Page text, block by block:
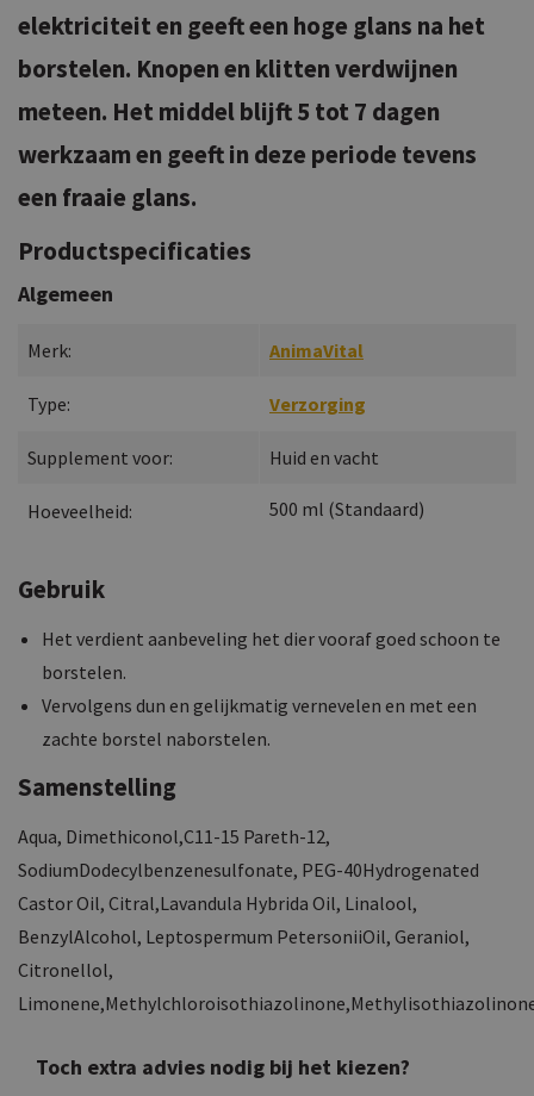
elektriciteit en geeft een hoge glans na het
borstelen. Knopen en klitten verdwijnen
meteen. Het middel blijft 5 tot 7 dagen
werkzaam en geeft in deze periode tevens
een fraaie glans.
Productspecificaties
Algemeen
Merk: AnimaVital
Type: Verzorging
Supplement voor: Huid en vacht
Hoeveelheid: 500 ml (Standaard)
Gebruik
Het verdient aanbeveling het dier vooraf goed schoon te
borstelen.
Vervolgens dun en gelijkmatig vernevelen en met een
zachte borstel naborstelen.
Samenstelling
Aqua, Dimethiconol,C11-15 Pareth-12,
SodiumDodecylbenzenesulfonate, PEG-40Hydrogenated
Castor Oil, Citral,Lavandula Hybrida Oil, Linalool,
BenzylAlcohol, Leptospermum PetersoniiOil, Geraniol,
Citronellol,
Toch extra advies nodig bij het kiezen?